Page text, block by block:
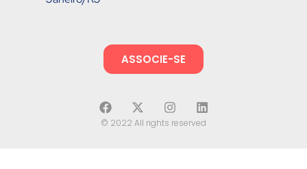
ASSOCIE-SE
© 2022 All rights reserved